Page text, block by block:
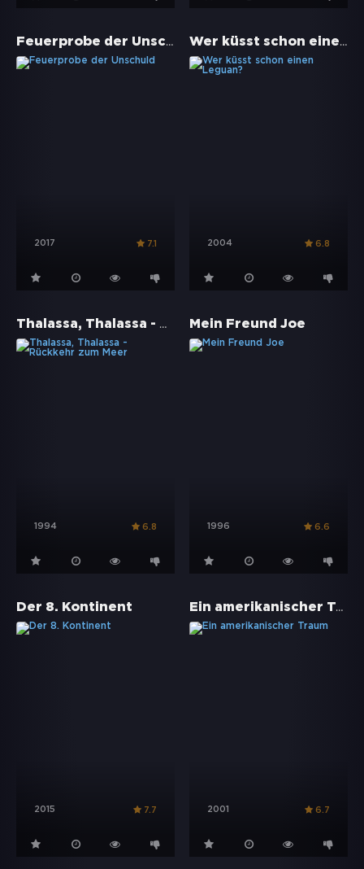
Feuerprobe der Unschuld
2017 7.1
Wer küsst schon einen Leguan?
2004 6.8
Thalassa, Thalassa - Rückkehr zum Meer
1994 6.8
Mein Freund Joe
1996 6.6
Der 8. Kontinent
2015 7.7
Ein amerikanischer Traum
2001 6.7